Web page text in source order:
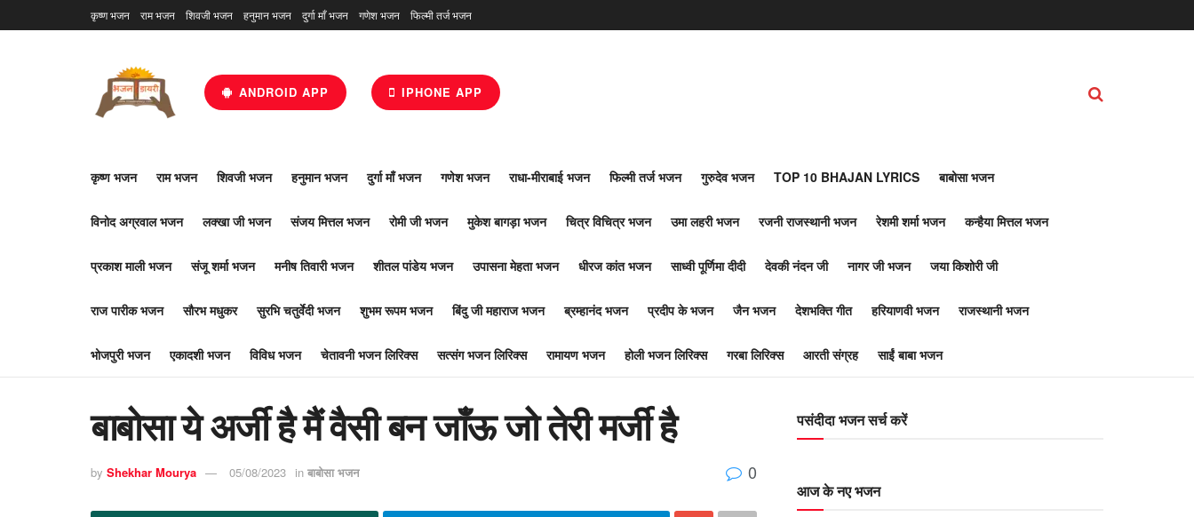
कृष्ण भजन राम भजन शिवजी भजन हनुमान भजन दुर्गा माँ भजन गणेश भजन फिल्मी तर्ज भजन
ANDROID APP IPHONE APP
कृष्ण भजन राम भजन शिवजी भजन हनुमान भजन दुर्गा माँ भजन गणेश भजन राधा-मीराबाई भजन फिल्मी तर्ज भजन गुरुदेव भजन TOP 10 BHAJAN LYRICS बाबोसा भजन
विनोद अग्रवाल भजन लक्खा जी भजन संजय मित्तल भजन रोमी जी भजन मुकेश बागड़ा भजन चित्र विचित्र भजन उमा लहरी भजन रजनी राजस्थानी भजन रेशमी शर्मा भजन कन्हैया मित्तल भजन
प्रकाश माली भजन संजू शर्मा भजन मनीष तिवारी भजन शीतल पांडेय भजन उपासना मेहता भजन धीरज कांत भजन साध्वी पूर्णिमा दीदी देवकी नंदन जी नागर जी भजन जया किशोरी जी
राज पारीक भजन सौरभ मधुकर सुरभि चतुर्वेदी भजन शुभम रूपम भजन बिंदु जी महाराज भजन ब्रम्हानंद भजन प्रदीप के भजन जैन भजन देशभक्ति गीत हरियाणवी भजन राजस्थानी भजन
भोजपुरी भजन एकादशी भजन विविध भजन चेतावनी भजन लिरिक्स सत्संग भजन लिरिक्स रामायण भजन होली भजन लिरिक्स गरबा लिरिक्स आरती संग्रह साईं बाबा भजन
बाबोसा ये अर्जी है मैं वैसी बन जाँऊ जो तेरी मर्जी है
by Shekhar Mourya 05/08/2023 in बाबोसा भजन 0
पसंदीदा भजन सर्च करें
आज के नए भजन